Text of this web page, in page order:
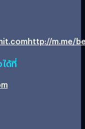
http://m.me/
ด้ที่